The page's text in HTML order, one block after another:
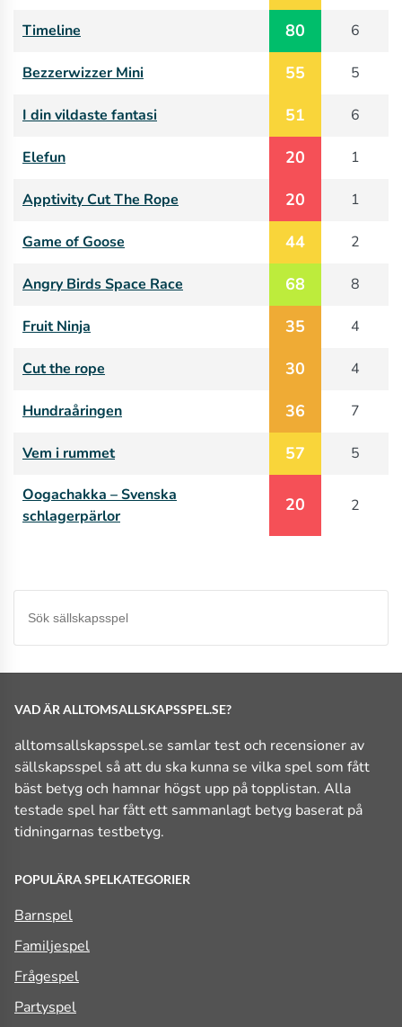
Timeline 80 6
Bezzerwizzer Mini 55 5
I din vildaste fantasi 51 6
Elefun 20 1
Apptivity Cut The Rope 20 1
Game of Goose 44 2
Angry Birds Space Race 68 8
Fruit Ninja 35 4
Cut the rope 30 4
Hundraåringen 36 7
Vem i rummet 57 5
Oogachakka – Svenska
schlagerpärlor
20 2
VAD ÄR ALLTOMSALLSKAPSSPEL.SE?
alltomsallskapsspel.se samlar test och recensioner av
sällskapsspel så att du ska kunna se vilka spel som fått
bäst betyg och hamnar högst upp på topplistan. Alla
testade spel har fått ett sammanlagt betyg baserat på
tidningarnas testbetyg.
POPULÄRA SPELKATEGORIER
Barnspel
Familjespel
Frågespel
Partyspel